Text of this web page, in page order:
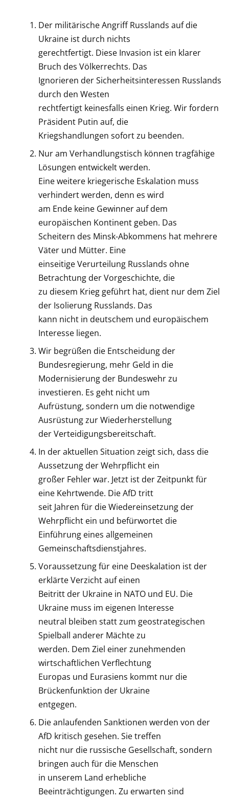
Der militärische Angriff Russlands auf die
Ukraine ist durch nichts
gerechtfertigt. Diese Invasion ist ein klarer
Bruch des Völkerrechts. Das
Ignorieren der Sicherheitsinteressen Russlands
durch den Westen
rechtfertigt keinesfalls einen Krieg. Wir fordern
Präsident Putin auf, die
Kriegshandlungen sofort zu beenden.
Nur am Verhandlungstisch können tragfähige
Lösungen entwickelt werden.
Eine weitere kriegerische Eskalation muss
verhindert werden, denn es wird
am Ende keine Gewinner auf dem
europäischen Kontinent geben. Das
Scheitern des Minsk-Abkommens hat mehrere
Väter und Mütter. Eine
einseitige Verurteilung Russlands ohne
Betrachtung der Vorgeschichte, die
zu diesem Krieg geführt hat, dient nur dem Ziel
der Isolierung Russlands. Das
kann nicht in deutschem und europäischem
Interesse liegen.
Wir begrüßen die Entscheidung der
Bundesregierung, mehr Geld in die
Modernisierung der Bundeswehr zu
investieren. Es geht nicht um
Aufrüstung, sondern um die notwendige
Ausrüstung zur Wiederherstellung
der Verteidigungsbereitschaft.
In der aktuellen Situation zeigt sich, dass die
Aussetzung der Wehrpflicht ein
großer Fehler war. Jetzt ist der Zeitpunkt für
eine Kehrtwende. Die AfD tritt
seit Jahren für die Wiedereinsetzung der
Wehrpflicht ein und befürwortet die
Einführung eines allgemeinen
Gemeinschaftsdienstjahres.
Voraussetzung für eine Deeskalation ist der
erklärte Verzicht auf einen
Beitritt der Ukraine in NATO und EU. Die
Ukraine muss im eigenen Interesse
neutral bleiben statt zum geostrategischen
Spielball anderer Mächte zu
werden. Dem Ziel einer zunehmenden
wirtschaftlichen Verflechtung
Europas und Eurasiens kommt nur die
Brückenfunktion der Ukraine
entgegen.
Die anlaufenden Sanktionen werden von der
AfD kritisch gesehen. Sie treffen
nicht nur die russische Gesellschaft, sondern
bringen auch für die Menschen
in unserem Land erhebliche
Beeinträchtigungen. Zu erwarten sind